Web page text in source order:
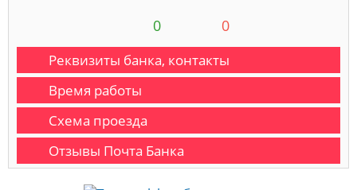
0 0
Реквизиты банка, контакты
Время работы
Схема проезда
Отзывы Почта Банка